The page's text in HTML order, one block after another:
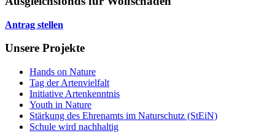
Antrag stellen
Unsere Projekte
Hands on Nature
Tag der Artenvielfalt
Initiative Artenkenntnis
Youth in Nature
Stärkung des Ehrenamts im Naturschutz (StEiN)
Schule wird nachhaltig